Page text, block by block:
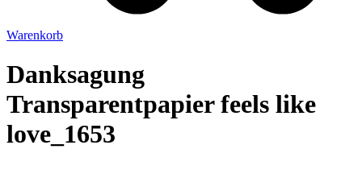
Warenkorb
Danksagung
Transparentpapier feels like
love_1653